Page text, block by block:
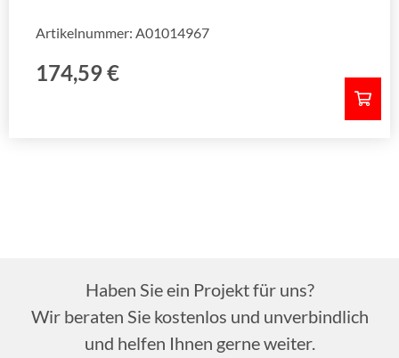
174,59€
Artikelnummer: A01014967
Haben Sie ein Projekt für uns?
Wir beraten Sie kostenlos und unverbindlich
und helfen Ihnen gerne weiter.